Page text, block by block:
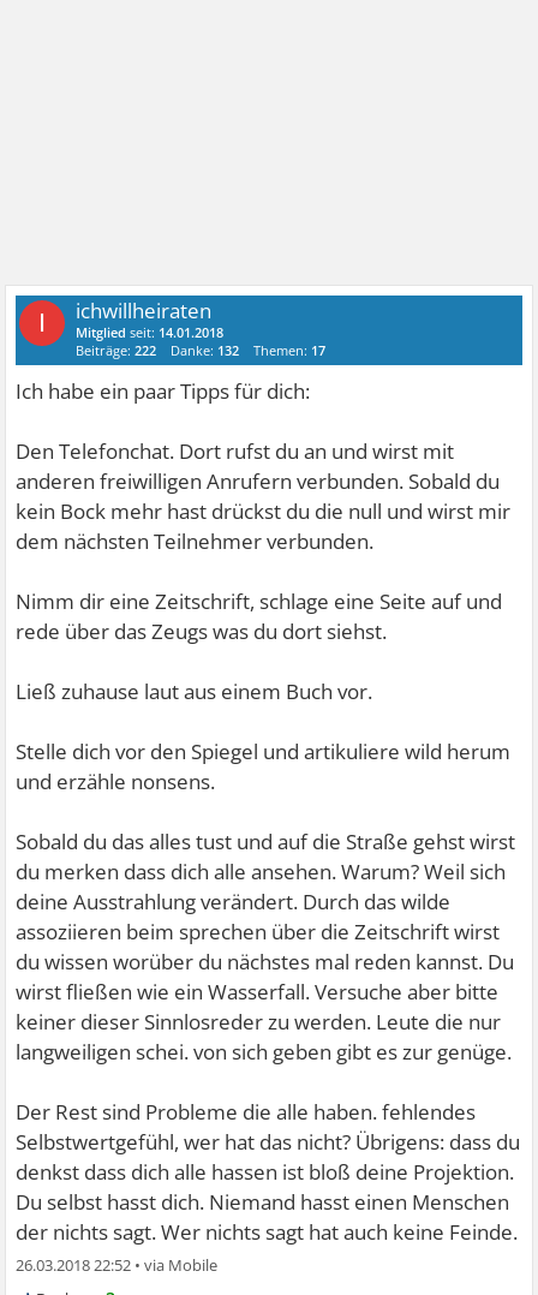
I ichwillheiraten
Mitglied seit: 14.01.2018
Beiträge:222 Danke: 132 Themen: 17
Ich habe ein paar Tipps für dich:
Den Telefonchat. Dort rufst du an und wirst mit
anderen freiwilligen Anrufern verbunden. Sobald du
kein Bock mehr hast drückst du die null und wirst mir
dem nächsten Teilnehmer verbunden.
Nimm dir eine Zeitschrift, schlage eine Seite auf und
rede über das Zeugs was du dort siehst.
Ließ zuhause laut aus einem Buch vor.
Stelle dich vor den Spiegel und artikuliere wild herum
und erzähle nonsens.
Sobald du das alles tust und auf die Straße gehst wirst
du merken dass dich alle ansehen. Warum? Weil sich
deine Ausstrahlung verändert. Durch das wilde
assoziieren beim sprechen über die Zeitschrift wirst
du wissen worüber du nächstes mal reden kannst. Du
wirst fließen wie ein Wasserfall. Versuche aber bitte
keiner dieser Sinnlosreder zu werden. Leute die nur
langweiligen schei. von sich geben gibt es zur genüge.
Der Rest sind Probleme die alle haben. fehlendes
Selbstwertgefühl, wer hat das nicht? Übrigens: dass du
denkst dass dich alle hassen ist bloß deine Projektion.
Du selbst hasst dich. Niemand hasst einen Menschen
der nichts sagt. Wer nichts sagt hat auch keine Feinde.
26.03.2018 22:52 •